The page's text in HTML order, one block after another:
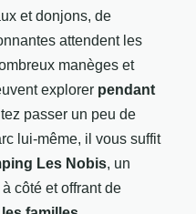
et donjons, de
attendent les
manèges et
explorer pendant
passer un peu de
lui-même, il vous suffit
Les Nobis, un
côté et offrant de